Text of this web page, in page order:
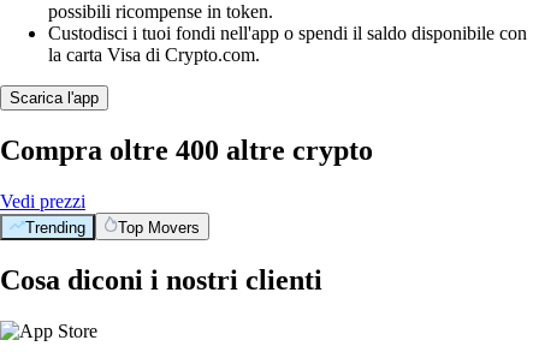
possibili ricompense in token.
Custodisci i tuoi fondi nell'app o spendi il saldo disponibile con
la carta Visa di Crypto.com.
Scarica l'app
Compra oltre 400 altre crypto
Vedi prezzi
Trending Top Movers
Cosa diconi i nostri clienti